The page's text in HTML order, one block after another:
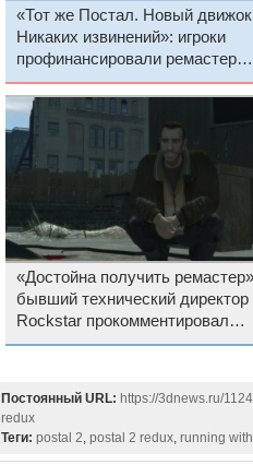
«Тот же Постал. Новый
Никаких извинений»: игроки
профинансировали ремастер
скандального шутера Postal 2
менее чем за два дня
«Достойна получить
бывший технический директор
Rockstar прокомментировал
слухи о переиздании GTA IV
Постоянный URL: https://3dnews.ru/
redux
Теги: postal 2, postal 2 redux, running